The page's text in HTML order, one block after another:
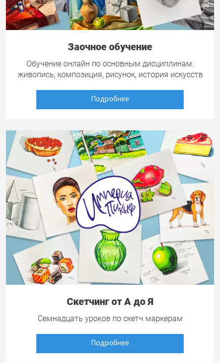
Заочное обучение
Обучение онлайн по основным дисциплинам:
живопись, композиция, рисунок, история искусств
Подробнее
Скетчинг от А до Я
Семнадцать уроков по скетч маркерам
Подробнее